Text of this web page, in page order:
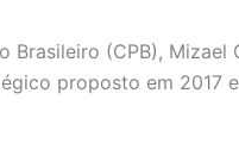
Brasileiro (CPB),
proposto em 2017